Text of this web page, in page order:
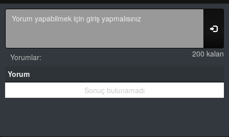
200 kalan
Yorumlar:
Yorum
Sonuç bulunamadı